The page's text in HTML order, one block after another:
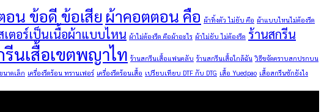
อน ข้อดี ข้อเสีย ผ้าคอตตอน คือ ผ้าทิ้งตัว ไม่ยับ คือ ผ้าแบบไหนไม่ต้องรีด
เตอร์เป็นเนื้อผ้าแบบไหน ผ้าไม่ต้องรีด คือผ้าอะไร ผ้าไม่ยับ ไม่ต้องรีด ร้านสกรีน
รีนเสื้อเขตพญาไท ร้านสกรีนเสื้อแฟนคลับ ร้านสกรีนเสื้อใกล้ฉัน วิธีขจัดคราบสกปรกบน
นาดเล็ก เครื่องรีดร้อน ทรานเฟอร์ เครื่องรีดร้อนเสื้อ เปรียบเทียบ DTF กับ DTG เสื้อ Yuedpao เสื้อสกรีนซักยังไง